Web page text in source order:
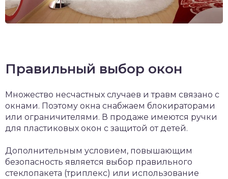
Правильный выбор окон
Множество несчастных случаев и травм связано с
окнами. Поэтому окна снабжаем блокираторами
или ограничителями. В продаже имеются ручки
для пластиковых окон с защитой от детей.
Дополнительным условием, повышающим
безопасность является выбор правильного
стеклопакета (триплекс) или использование